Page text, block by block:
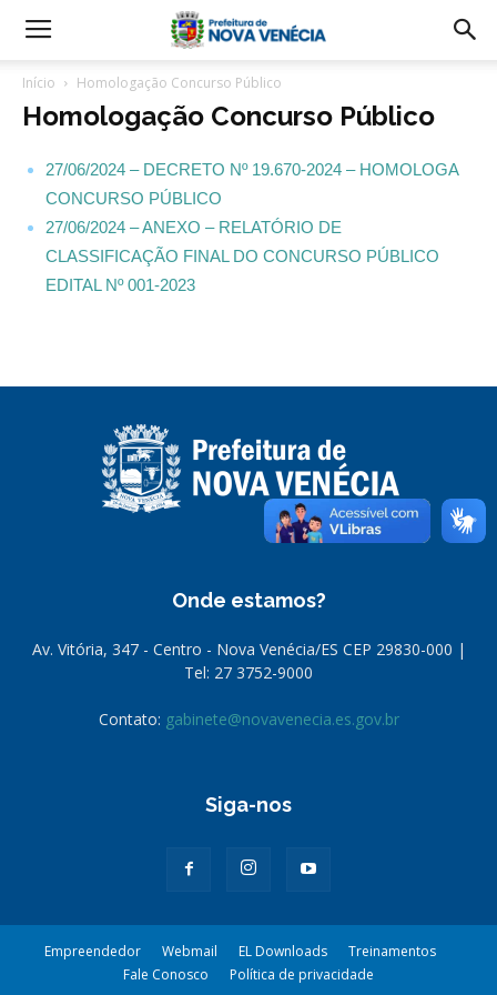
Início Homologação Concurso Público
Homologação Concurso Público
27/06/2024 – DECRETO Nº 19.670-2024 – HOMOLOGA
CONCURSO PÚBLICO
27/06/2024 – ANEXO – RELATÓRIO DE
CLASSIFICAÇÃO FINAL DO CONCURSO PÚBLICO
EDITAL Nº 001-2023
Onde estamos?
Av. Vitória, 347 - Centro - Nova Venécia/ES CEP 29830-000 |
Tel: 27 3752-9000
Contato: gabinete@novavenecia.es.gov.br
Siga-nos
Empreendedor Webmail EL Downloads
Treinamentos
Fale Conosco
Política de privacidade